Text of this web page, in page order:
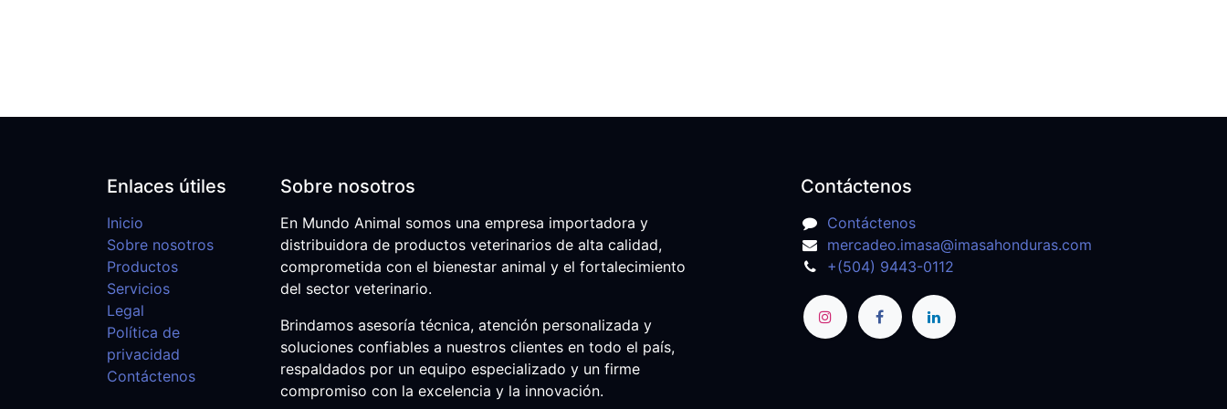
Enlaces útiles
Inicio
Sobre nosotros
Productos
Servicios
Legal
Política de
privacidad
Contáctenos
Sobre nosotros
En Mundo Animal somos una empresa importadora y
distribuidora de productos veterinarios de alta calidad,
comprometida con el bienestar animal y el fortalecimiento
del sector veterinario.
Brindamos asesoría técnica, atención personalizada y
soluciones confiables a nuestros clientes en todo el país,
respaldados por un equipo especializado y un firme
compromiso con la excelencia y la innovación.
Contáctenos
Contáctenos
mercadeo.imasa@imasahonduras.com
+(504) 9443-0112